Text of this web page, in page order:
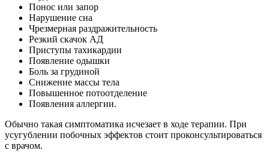
Понос или запор
Нарушение сна
Чрезмерная раздражительность
Резкий скачок АД
Приступы тахикардии
Появление одышки
Боль за грудиной
Снижение массы тела
Повышенное потоотделение
Появления аллергии.
Обычно такая симптоматика исчезает в ходе терапии. При
усугублении побочных эффектов стоит проконсультироваться
с врачом.